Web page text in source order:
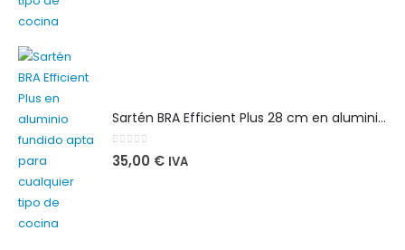
Sartén BRA Efficient Plus 28 cm en aluminio fundido apta para cualquier tipo de cocina
0out of 5
35,00 € IVA